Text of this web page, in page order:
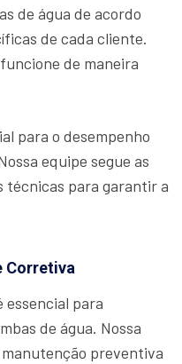
de água de acordo
de cada cliente.
de maneira
para o desempenho
equipe segue as
técnicas para garantir a
Corretiva
essencial para
de água. Nossa
preventiva